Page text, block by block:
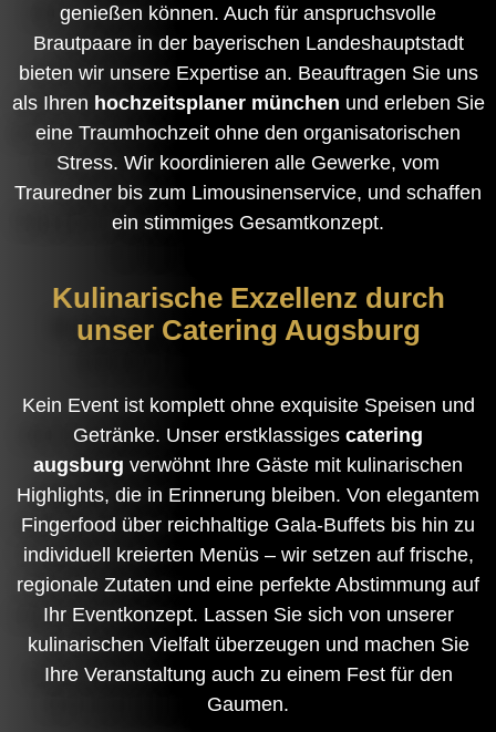
genießen können. Auch für anspruchsvolle
Brautpaare in der bayerischen Landeshauptstadt
bieten wir unsere Expertise an. Beauftragen Sie uns
als Ihren hochzeitsplaner münchen und erleben Sie
eine Traumhochzeit ohne den organisatorischen
Stress. Wir koordinieren alle Gewerke, vom
Trauredner bis zum Limousinenservice, und schaffen
ein stimmiges Gesamtkonzept.
Kulinarische Exzellenz durch
unser Catering Augsburg
Kein Event ist komplett ohne exquisite Speisen und
Getränke. Unser erstklassiges catering
augsburg verwöhnt Ihre Gäste mit kulinarischen
Highlights, die in Erinnerung bleiben. Von elegantem
Fingerfood über reichhaltige Gala-Buffets bis hin zu
individuell kreierten Menüs – wir setzen auf frische,
regionale Zutaten und eine perfekte Abstimmung auf
Ihr Eventkonzept. Lassen Sie sich von unserer
kulinarischen Vielfalt überzeugen und machen Sie
Ihre Veranstaltung auch zu einem Fest für den
Gaumen.